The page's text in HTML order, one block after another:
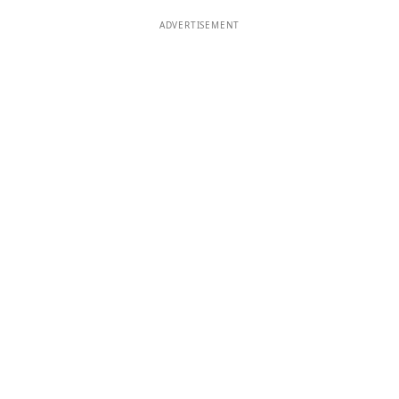
ADVERTISEMENT